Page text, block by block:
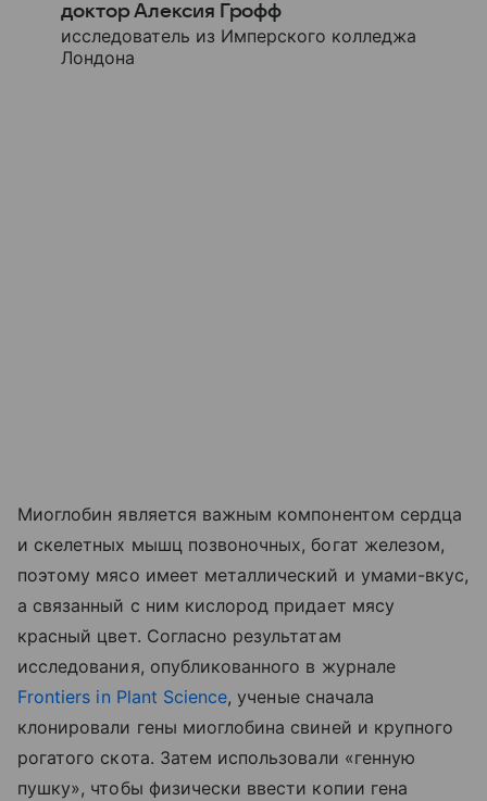
доктор Алексия Грофф
исследователь из Имперского колледжа
Лондона
Миоглобин является важным компонентом сердца
и скелетных мышц позвоночных, богат железом,
поэтому мясо имеет металлический и умами-вкус,
а связанный с ним кислород придает мясу
красный цвет. Согласно результатам
исследования, опубликованного в журнале
Frontiers in Plant Science, ученые сначала
клонировали гены миоглобина свиней и крупного
рогатого скота. Затем использовали «генную
пушку», чтобы физически ввести копии гена